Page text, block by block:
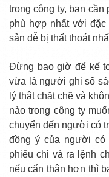
trong công ty, bạn
phù hợp nhất với
sản dễ bị thất thoát
Đừng bao giờ để kế
vừa là người ghi sổ
lý thật chặt chẽ và
nào trong công ty
chuyển đến người có
đồng ý của người có
phiếu chi và ra lệnh
nếu cẩn thận hơn thì